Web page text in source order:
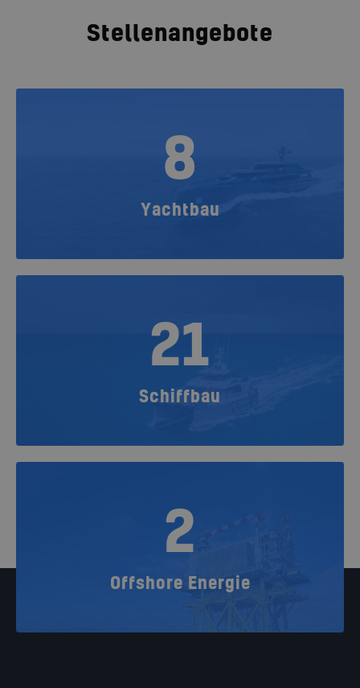
Stellenangebote
8
Yachtbau
21
Schiffbau
2
Offshore Energie